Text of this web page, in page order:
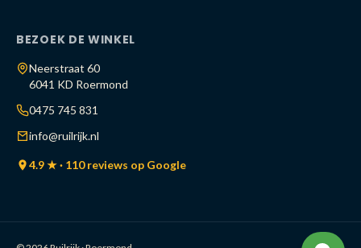
BEZOEK DE WINKEL
Neerstraat 60
6041 KD Roermond
0475 745 831
info@ruilrijk.nl
4.9 ★ · 110 reviews op Google